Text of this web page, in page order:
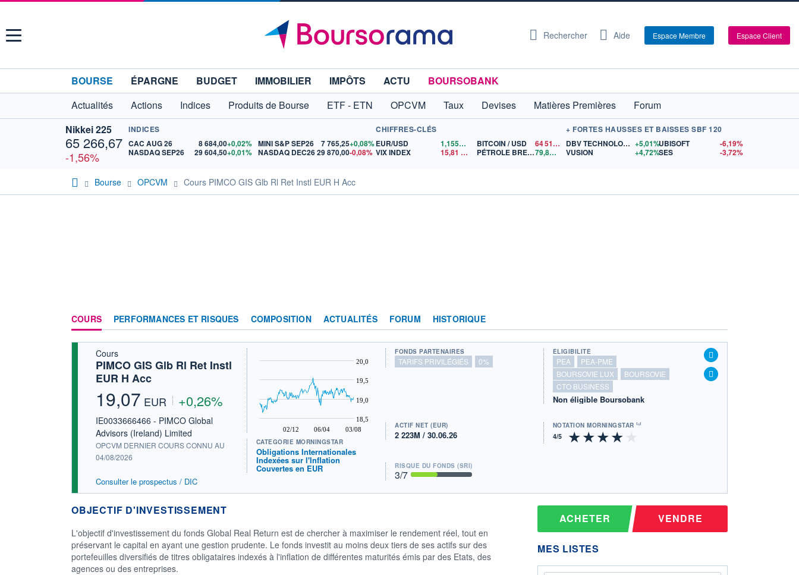
Menu Rechercher Aide Espace Membre Espace Client
BOURSE ÉPARGNE BUDGET IMMOBILIER IMPÔTS ACTU
BOURSOBANK
Actualités
Actions Indices Produits de Bourse ETF - ETN OPCVM Taux Devises Matières Premières
Forum
Nikkei 225
65 266,67
-1,56%
INDICES
CAC AUG 26
8 684,00+0,02%
NASDAQ SEP26
29 604,50+0,01%
MINI S&P SEP26 7 765,25+0,08%
NASDAQ DEC2629 870,00-0,08%
CHIFFRES-CLÉS
EUR/USD
1,1556$US
VIX INDEX
15,81
BITCOIN / USD 64 518,51
$US
PÉTROLE BRENT
79,84$US
+ FORTES HAUSSES ET BAISSES SBF 120
DBV TECHNOLOGIES +5,01%
VUSION
+4,72%
UBISOFT
-6,19%
SES
-3,72%
Bourse OPCVM Cours PIMCO GIS Glb Rl Ret Instl EUR H Acc
COURS PERFORMANCES ET RISQUES COMPOSITION ACTUALITÉS FORUM HISTORIQUE
Cours
PIMCO GIS Glb Rl Ret Instl
EUR H Acc
19,07 EUR +0,26%
IE0033666466 - PIMCO Global
Advisors (Ireland) Limited
OPCVM DERNIER COURS CONNU AU
04/08/2026
Consulter le prospectus / DIC
02/12 06/04 03/08
18,5
19,0
19,5
20,0
CATÉGORIE MORNINGSTAR
Obligations Internationales
Indexées sur l'Inflation
Couvertes en EUR
FONDS PARTENAIRES
TARIFS PRIVILÉGIÉS 0%
ÉLIGIBILITÉ
PEA
PEA-PME
BOURSOVIE LUX
BOURSOVIE
CTO BUSINESS
Non éligible Boursobank
ACTIF NET (EUR)
2 223M / 30.06.26
NOTATION MORNINGSTAR ⁽¹⁾
RISQUE DU FONDS (SRI)
3/7
OBJECTIF D'INVESTISSEMENT
L'objectif d'investissement du fonds Global Real Return est de chercher à maximiser le rendement réel, tout en
préservant le capital en ayant une gestion prudente. Le fonds investit au moins deux tiers de ses actifs sur des
portefeuilles diversifiés de titres obligataires indexés à l'inflation de différentes maturités émis par des Etats, des
agences ou des entreprises.
ACHETER VENDRE
MES LISTES